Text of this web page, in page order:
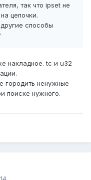
так что ipset не
цепочки.
способы
накладное. tc и u32
городить ненужные
поиске нужного.